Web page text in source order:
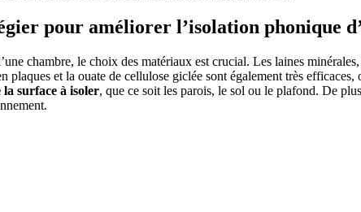
pour améliorer l’isolation phonique
chambre, le choix des matériaux est crucial. Les laines
plaques et la ouate de cellulose giclée sont également très
la surface à isoler, que ce soit les parois, le sol ou le plafond. De